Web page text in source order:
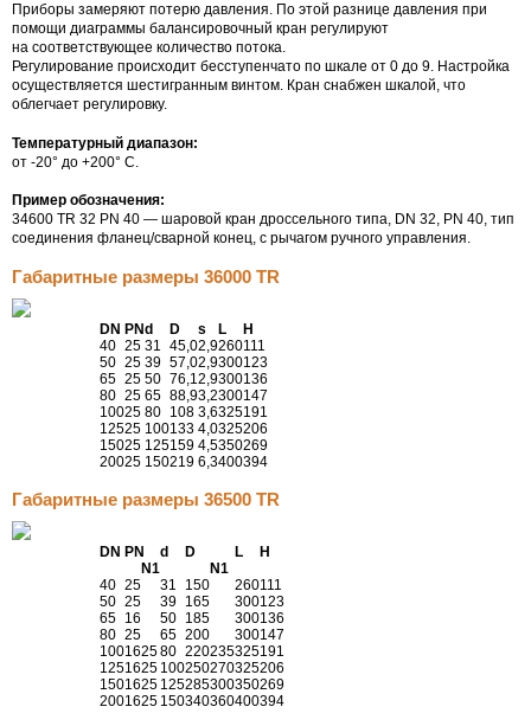
Приборы замеряют потерю давления. По этой разнице давления при
помощи диаграммы балансировочный кран регулируют
на соответствующее количество потока.
Регулирование происходит бесступенчато по шкале от 0 до 9. Настройка
осуществляется шестигранным винтом. Кран снабжен шкалой, что
облегчает регулировку.
Температурный диапазон:
от -20° до +200° С.
Пример обозначения:
34600 TR 32 PN 40 — шаровой кран дроссельного типа, DN 32, PN 40, тип
соединения фланец/сварной конец, с рычагом ручного управления.
Габаритные размеры 36000 TR
DN PNd D s L
H
40 25 31 45,02,9260111
50 25 39 57,02,9300123
65 25 50 76,12,9300136
80 25 65 88,93,2300147
10025 80 108 3,6325191
12525 100133 4,0325206
15025 125159 4,5350269
20025 150219 6,3400394
Габаритные размеры 36500 TR
DN РN d D L
H
N1
N1
40 25 31 150 260111
50 25 39 165 300123
65 16 50 185 300136
80 25 65 200 300147
100162580 220235325191
1251625 100250270325206
1501625 125285300350269
2001625 150340360400394